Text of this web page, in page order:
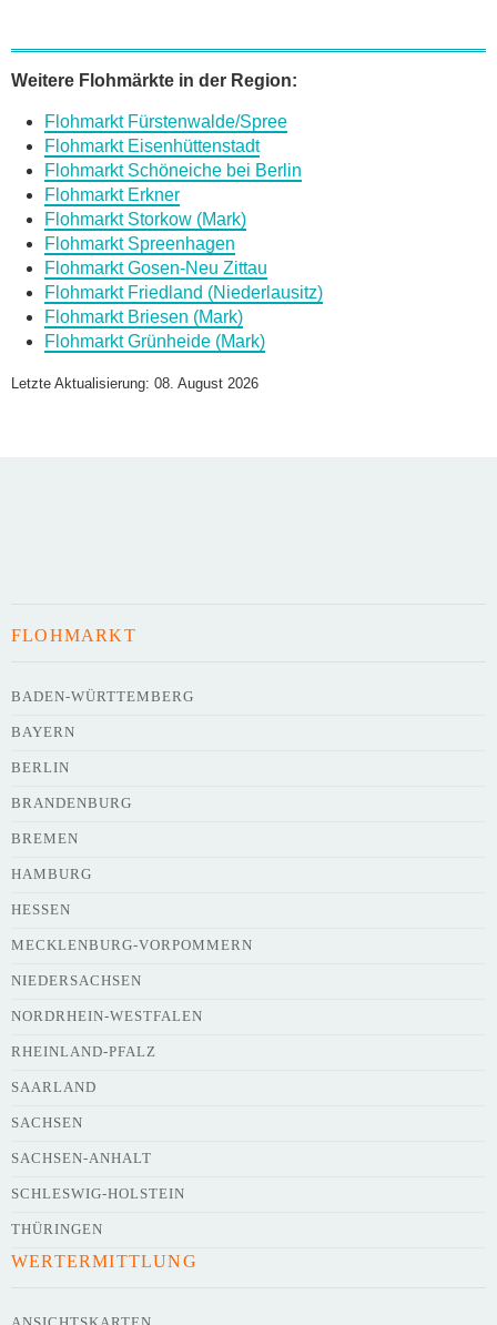
E-Mail*
Daten des Flohmarkts
Name des Flohmarkts
Webseite
Kurze Beschreibung des Flohmarkts
Kontaktdaten des Veranstalters
Weitere Flohmärkte in der Region:
Flohmarkt Fürstenwalde/Spree
Flohmarkt Eisenhüttenstadt
Flohmarkt Schöneiche bei Berlin
Flohmarkt Erkner
Flohmarkt Storkow (Mark)
Flohmarkt Spreenhagen
Flohmarkt Gosen-Neu Zittau
Flohmarkt Friedland (Niederlausitz)
Flohmarkt Briesen (Mark)
Flohmarkt Grünheide (Mark)
Letzte Aktualisierung: 08. August 2026
FLOHMARKT
BADEN-WÜRTTEMBERG
BAYERN
BERLIN
BRANDENBURG
BREMEN
HAMBURG
HESSEN
MECKLENBURG-VORPOMMERN
NIEDERSACHSEN
NORDRHEIN-WESTFALEN
RHEINLAND-PFALZ
SAARLAND
SACHSEN
SACHSEN-ANHALT
SCHLESWIG-HOLSTEIN
THÜRINGEN
WERTERMITTLUNG